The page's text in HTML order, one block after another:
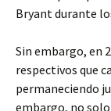
Bryant durante
Sin embargo, en
respectivos que
permaneciendo
embargo, no